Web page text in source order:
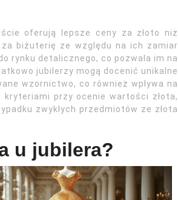
oferują lepsze ceny za złoto niż
za biżuterię ze względu na ich zamiar
rynku detalicznego, co pozwala im na
jubilerzy mogą docenić unikalne
wzornictwo, co również wpływa na
przy ocenie wartości złota,
zwykłych przedmiotów ze złota
u jubilera?